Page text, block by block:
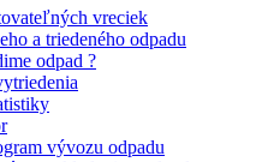
vreciek
a triedeného odpadu
odpad ?
vývozu odpadu